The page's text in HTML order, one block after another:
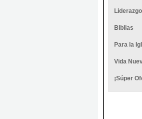
Biblias
Para la
Vida
¡Súper